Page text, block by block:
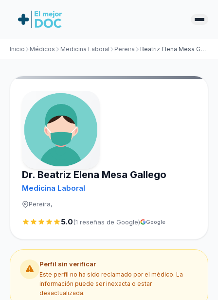
Inicio Médicos Medicina Laboral Pereira Beatriz Elena Mesa Gallego
Dr. Beatriz Elena Mesa Gallego
Medicina Laboral
Pereira,
5.0(1 reseñas de Google) Google
Perfil sin verificar
Este perfil no ha sido reclamado por el médico. La
información puede ser inexacta o estar
desactualizada.